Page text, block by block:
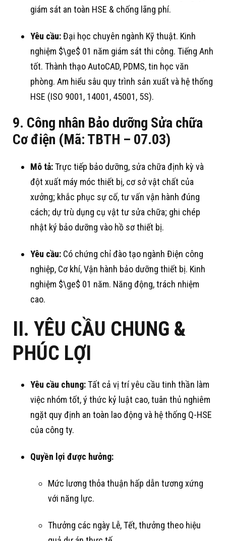
giám sát an toàn HSE & chống lãng phí.
Yêu cầu:Đại học chuyên ngành Kỹ thuật. Kinh
nghiệm $\ge$ 01 năm giám sát thi công. Tiếng Anh
tốt. Thành thạo AutoCAD, PDMS, tin học văn
phòng. Am hiểu sâu quy trình sản xuất và hệ thống
HSE (ISO 9001, 14001, 45001, 5S).
9. Công nhân Bảo dưỡng Sửa chữa
Cơ điện (Mã: TBTH – 07.03)
Mô tả:Trực tiếp bảo dưỡng, sửa chữa định kỳ và
đột xuất máy móc thiết bị, cơ sở vật chất của
xưởng; khắc phục sự cố, tư vấn vận hành đúng
cách; dự trù dụng cụ vật tư sửa chữa; ghi chép
nhật ký bảo dưỡng vào hồ sơ thiết bị.
Yêu cầu: Có chứng chỉ đào tạo ngành Điện công
nghiệp, Cơ khí, Vận hành bảo dưỡng thiết bị. Kinh
nghiệm $\ge$ 01 năm. Năng động, trách nhiệm
cao.
II. YÊU CẦU CHUNG &
PHÚC LỢI
Yêu cầu chung:Tất cả vị trí yêu cầu tinh thần làm
việc nhóm tốt, ý thức kỷ luật cao, tuân thủ nghiêm
ngặt quy định an toàn lao động và hệ thống Q-HSE
của công ty.
Quyền lợi được hưởng:
Mức lương thỏa thuận hấp dẫn tương xứng
với năng lực.
Thưởng các ngày Lễ, Tết, thưởng theo hiệu